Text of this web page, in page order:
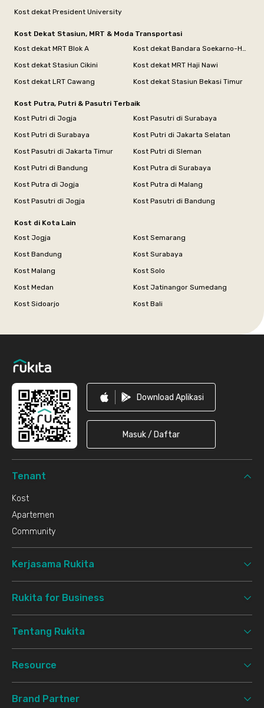
Kost dekat President University
Kost Dekat Stasiun, MRT & Moda Transportasi
Kost dekat MRT Blok A
Kost dekat Bandara Soekarno-Hatta
Kost dekat Stasiun Cikini
Kost dekat MRT Haji Nawi
Kost dekat LRT Cawang
Kost dekat Stasiun Bekasi Timur
Kost Putra, Putri & Pasutri Terbaik
Kost Putri di Jogja
Kost Pasutri di Surabaya
Kost Putri di Surabaya
Kost Putri di Jakarta Selatan
Kost Pasutri di Jakarta Timur
Kost Putri di Sleman
Kost Putri di Bandung
Kost Putra di Surabaya
Kost Putra di Jogja
Kost Putra di Malang
Kost Pasutri di Jogja
Kost Pasutri di Bandung
Kost di Kota Lain
Kost Jogja
Kost Semarang
Kost Bandung
Kost Surabaya
Kost Malang
Kost Solo
Kost Medan
Kost Jatinangor Sumedang
Kost Sidoarjo
Kost Bali
Download Aplikasi
Masuk / Daftar
Tenant
Kost
Apartemen
Community
Kerjasama Rukita
Rukita for Business
Tentang Rukita
Resource
Brand Partner